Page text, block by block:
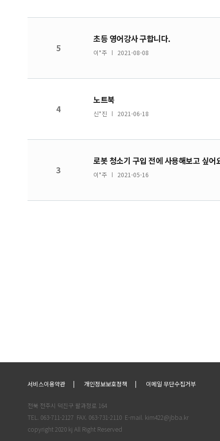
5
초등 영어강사 구합니다.
이*주 2021-08-08
4
노트북
신*진 2021-06-18
3
로봇 청소기 구입 전에 사용해보고 싶어
이*주 2021-05-16
서비스이용약관 개인정보보호정책 이메일 무단수집거부
전북 전주시 덕진구 팔과정로 164
TEL. 063-711-2127 FAX. 063-731-2110 E-mail. kim422@jbba.kr
copyright 2020 kj All Right Reserved